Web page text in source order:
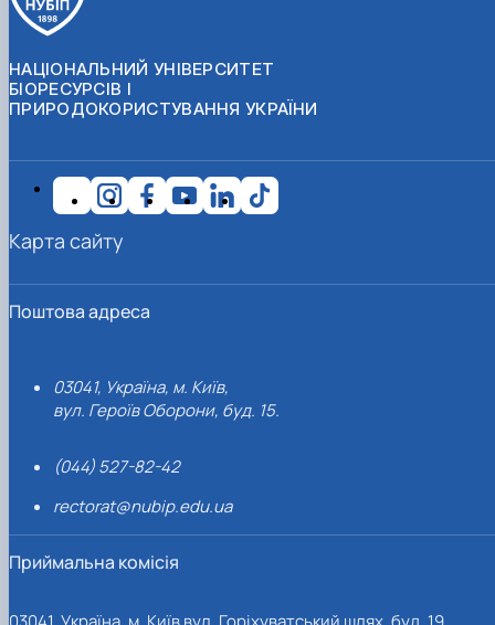
НАЦІОНАЛЬНИЙ УНІВЕРСИТЕТ
БІОРЕСУРСІВ І
ПРИРОДОКОРИСТУВАННЯ УКРАЇНИ
Поштова адреса
03041, Україна, м. Київ,
вул. Героїв Оборони, буд. 15.
(044) 527-82-42
rectorat@nubip.edu.ua
Приймальна комісія
Карта сайту